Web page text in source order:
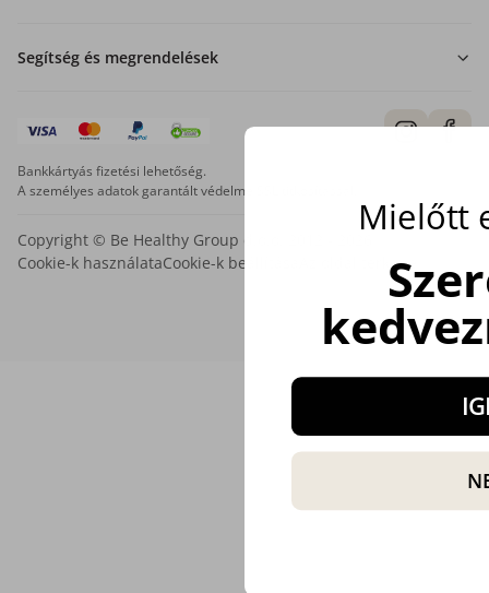
Segítség és megrendelések
Bankkártyás fizetési lehetőség.
A személyes adatok garantált védelme SSL titkosítással.
Copyright © Be Healthy Group d.o.o. 2012 - 2026
Cookie-k használataCookie-k beállítása Az oldal térképe
Mielőtt